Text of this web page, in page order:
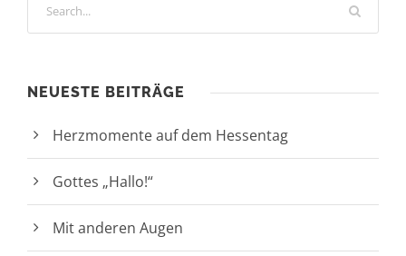
NEUESTE BEITRÄGE
Herzmomente auf dem Hessentag
Gottes „Hallo!“
Mit anderen Augen